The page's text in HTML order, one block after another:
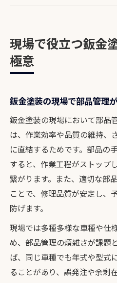
部品管理が鈑金塗
部品管理を通じて鈑金塗
鈑金塗装で部品管
ーの工夫
鈑金塗装現場の時
夫とは
作業効率を高める
現する
部品管理による鈑
クニック
現場で役立つ鈑金
極意
鈑金塗装の現場で部品管理
鈑金塗装の現場において部品
は、作業効率や品質の維持、
に直結するためです。部品の
すると、作業工程がストップ
繋がります。また、適切な部
ことで、修理品質が安定し、
防げます。
現場では多種多様な車種や仕
め、部品管理の煩雑さが課題
ば、同じ車種でも年式や型式
ることがあり、誤発注や余剰